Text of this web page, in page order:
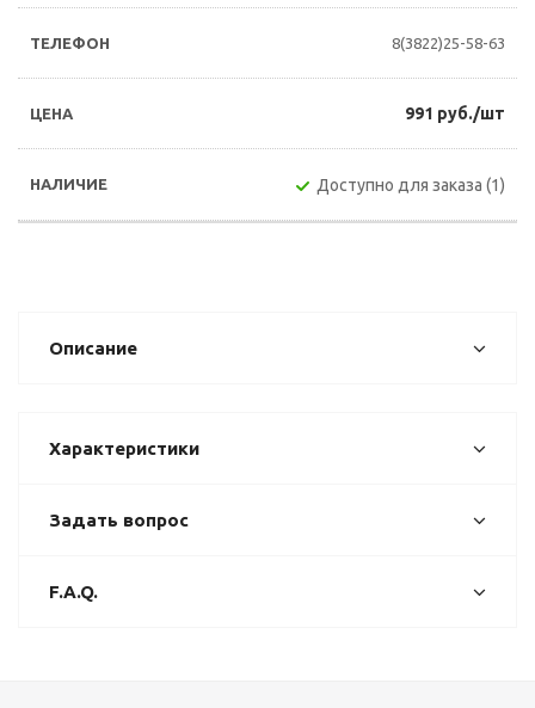
8(3822)25-58-63
991 руб./шт
Доступно для заказа (1)
Описание
Характеристики
Задать вопрос
F.A.Q.